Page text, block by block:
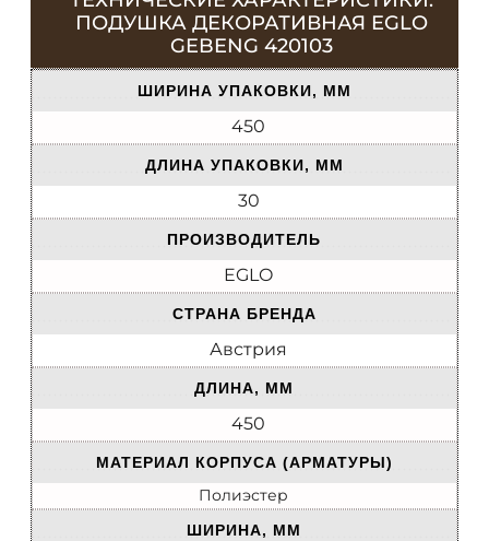
ПОДУШКА ДЕКОРАТИВНАЯ EGLO
GEBENG 420103
ШИРИНА УПАКОВКИ, ММ
450
ДЛИНА УПАКОВКИ, ММ
30
ПРОИЗВОДИТЕЛЬ
EGLO
СТРАНА БРЕНДА
Австрия
ДЛИНА, ММ
450
МАТЕРИАЛ КОРПУСА (АРМАТУРЫ)
Полиэстер
ШИРИНА, ММ